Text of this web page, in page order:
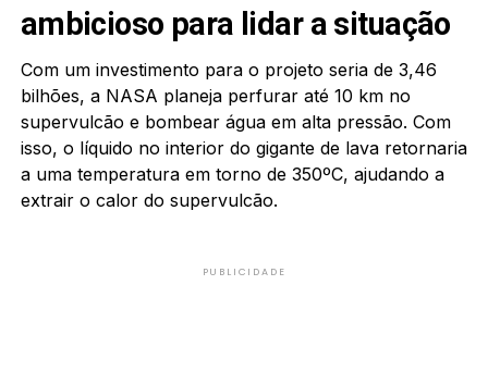
ambicioso para lidar a situação
Com um investimento para o projeto seria de 3,46
bilhões, a NASA planeja perfurar até 10 km no
supervulcão e bombear água em alta pressão. Com
isso, o líquido no interior do gigante de lava retornaria
a uma temperatura em torno de 350ºC, ajudando a
extrair o calor do supervulcão.
PUBLICIDADE